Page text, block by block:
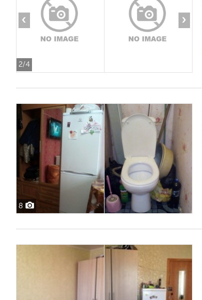
2/4
‹ ›
8